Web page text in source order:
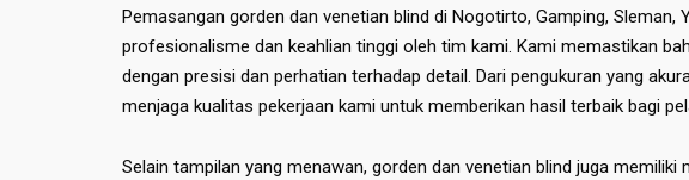
Pemasangan gorden dan venetian blind di Nogotirto, Gamping, Sleman,
profesionalisme dan keahlian tinggi oleh tim kami. Kami memastikan
dengan presisi dan perhatian terhadap detail. Dari pengukuran yang
menjaga kualitas pekerjaan kami untuk memberikan hasil terbaik bagi
Selain tampilan yang menawan, gorden dan venetian blind juga